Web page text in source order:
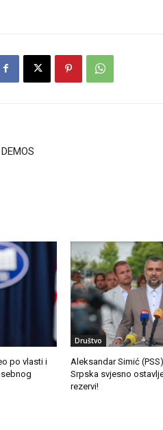
po vlasti i
Društvo
Aleksandar Simić
Srpska svjesno
rezervi!